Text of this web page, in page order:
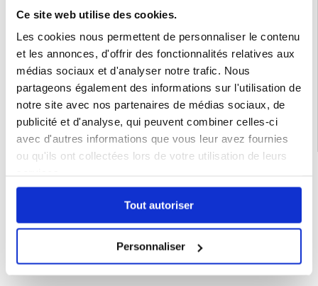
Ce site web utilise des cookies.
Les cookies nous permettent de personnaliser le contenu
et les annonces, d'offrir des fonctionnalités relatives aux
médias sociaux et d'analyser notre trafic. Nous
partageons également des informations sur l'utilisation de
notre site avec nos partenaires de médias sociaux, de
publicité et d'analyse, qui peuvent combiner celles-ci
avec d'autres informations que vous leur avez fournies
ou qu'ils ont collectées lors de votre utilisation de leurs
Tout autoriser
Personnaliser
Compatibilité : Samsung Galaxy A16
Emballage:Euroblister
Accessoires téléphone
Samsung Galaxy A16 Coque & Accessoires
7 % DE RÉDUCTION
LUN - VEN 10H - 22H
POLITIQUE DE RETOUR DE 30 JOURS
PLUS DE 8 000 000 DE CLIENTS